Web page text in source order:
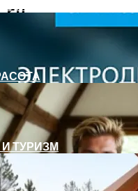
И РЕМОНТ
ТУРИЗМ